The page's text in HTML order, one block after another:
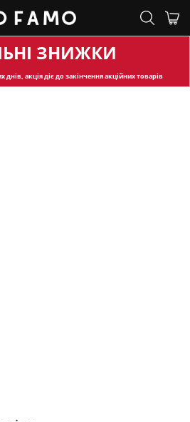
ЗНИЖКИ
днів, акція діє до закінчення акційних товарів